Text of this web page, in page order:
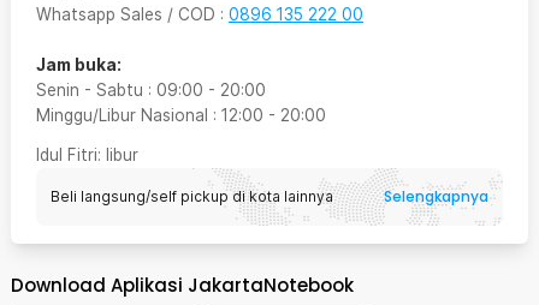
Whatsapp Sales / COD : 0896 135 222 00
Jam buka:
Senin - Sabtu : 09:00 - 20:00
Minggu/Libur Nasional : 12:00 - 20:00
Idul Fitri: libur
Beli langsung/self pickup di kota lainnya Selengkapnya
Download Aplikasi JakartaNotebook